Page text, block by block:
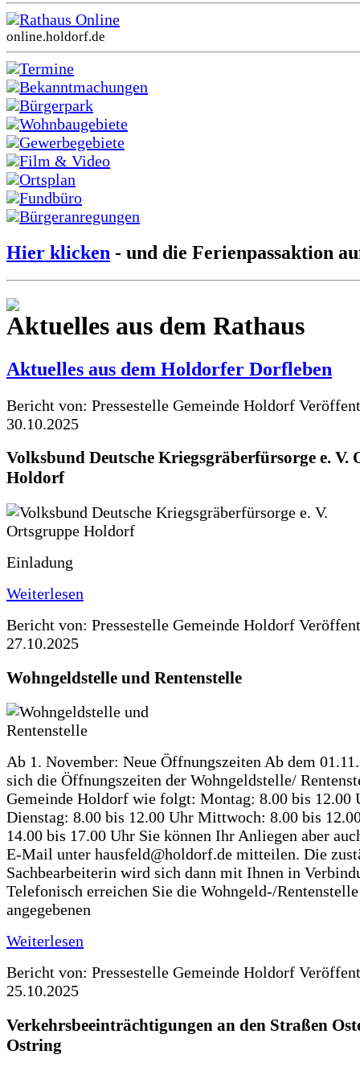
Rathaus Online
online.holdorf.de
Termine
Bekanntmachungen
Bürgerpark
Wohnbaugebiete
Gewerbegebiete
Film & Video
Ortsplan
Fundbüro
Bürgeranregungen
Hier klicken - und die Ferienpassaktion
Aktuelles aus dem Rathaus
Aktuelles aus dem Holdorfer Dorfleben
Bericht von: Pressestelle Gemeinde Holdorf
30.10.2025
Volksbund Deutsche Kriegsgräberfürsorge e. V.
Holdorf
Einladung
Weiterlesen
Bericht von: Pressestelle Gemeinde Holdorf
27.10.2025
Wohngeldstelle und Rentenstelle
Ab 1. November: Neue Öffnungszeiten Ab dem
sich die Öffnungszeiten der Wohngeldstelle/
Gemeinde Holdorf wie folgt: Montag: 8.00 bis 12.00
Dienstag: 8.00 bis 12.00 Uhr Mittwoch: 8.00 bis
14.00 bis 17.00 Uhr Sie können Ihr Anliegen aber
E-Mail unter hausfeld@holdorf.de mitteilen. Die
Sachbearbeiterin wird sich dann mit Ihnen in
Telefonisch erreichen Sie die Wohngeld-/
angegebenen
Weiterlesen
Bericht von: Pressestelle Gemeinde Holdorf
25.10.2025
Verkehrsbeeinträchtigungen an den Straßen
Ostring